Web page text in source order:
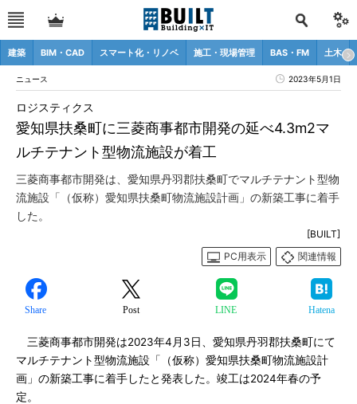
建築 BIM・CAD スマート化・リノベ 施工・現場管理 BAS・FM 土木
ニュース 2023年5月1日
愛知県扶桑町に三菱商事都市開発の延べ4.3m2マ
ルチテナント型物流施設が着工
ロジスティクス
三菱商事都市開発は、愛知県丹羽郡扶桑町でマルチテナント型物
流施設「（仮称）愛知県扶桑町物流施設計画」の新築工事に着手
した。
[BUILT]
PC用表示
関連情報
Share Post LINE Hatena
三菱商事都市開発は2023年4月3日、愛知県丹羽郡扶桑町にて
マルチテナント型物流施設「（仮称）愛知県扶桑町物流施設計
画」の新築工事に着手したと発表した。竣工は2024年春の予
定。